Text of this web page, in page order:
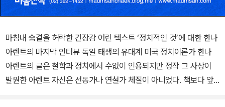
마침내 숨결을 허락한 긴장감 어린 텍스트 ‘정치적인 것’에 대한 한나
아렌트의 마지막 인터뷰 독일 태생의 유대계 미국 정치이론가 한나
아렌트의 글은 철학과 정치에서 수없이 인용되지만 정작 그 사상이
발원한 아렌트 자신은 선동가나 연설가 체질이 아니었다. 책보다 앞